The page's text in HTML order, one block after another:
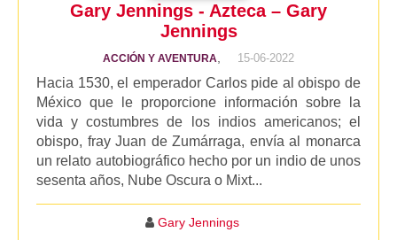
Gary Jennings - Azteca – Gary
Jennings
ACCIÓN Y AVENTURA 15-06-2022
Hacia 1530, el emperador Carlos pide al obispo de
México que le proporcione información sobre la
vida y costumbres de los indios americanos; el
obispo, fray Juan de Zumárraga, envía al monarca
un relato autobiográfico hecho por un indio de unos
sesenta años, Nube Oscura o Mixt...
Gary Jennings